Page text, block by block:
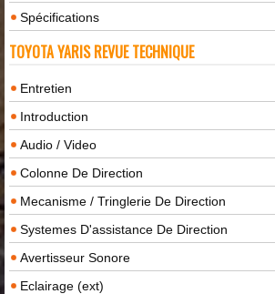
Spécifications
TOYOTA YARIS REVUE TECHNIQUE
Entretien
Introduction
Audio / Video
Colonne De Direction
Mecanisme / Tringlerie De Direction
Systemes D'assistance De Direction
Avertisseur Sonore
Eclairage (ext)